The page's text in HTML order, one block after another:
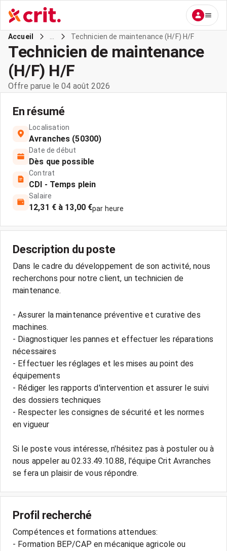
Accueil Technicien de maintenance (H/F) H/F
Technicien de maintenance
(H/F) H/F
Offre parue le 04 août 2026
En résumé
Localisation
Avranches (50300)
Date de début
Dès que possible
Contrat
CDI - Temps plein
Salaire
12,31 € à 13,00 €par heure
Description du poste
Dans le cadre du développement de son activité, nous
recherchons pour notre client, un technicien de
maintenance.
- Assurer la maintenance préventive et curative des
machines.
- Diagnostiquer les pannes et effectuer les réparations
nécessaires
- Effectuer les réglages et les mises au point des
équipements
- Rédiger les rapports d'intervention et assurer le suivi
des dossiers techniques
- Respecter les consignes de sécurité et les normes
en vigueur
Si le poste vous intéresse, n'hésitez pas à postuler ou à
nous appeler au 02.33.49.10.88, l'équipe Crit Avranches
se fera un plaisir de vous répondre.
Profil recherché
Compétences et formations attendues:
- Formation BEP/CAP en mécanique agricole ou